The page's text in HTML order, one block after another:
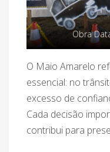
Obra
O Maio Amarelo
essencial: no
excesso de
Cada decisão
contribui para